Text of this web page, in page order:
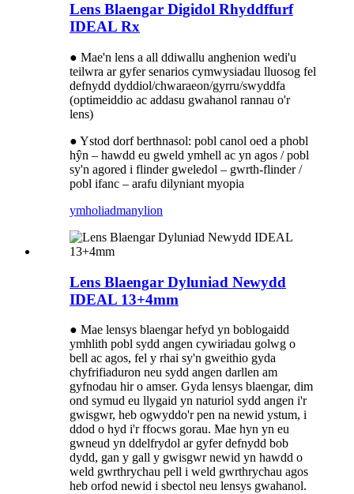
Lens Blaengar Digidol Rhyddffurf
IDEAL Rx
● Mae'n lens a all ddiwallu anghenion wedi'u
teilwra ar gyfer senarios cymwysiadau lluosog fel
defnydd dyddiol/chwaraeon/gyrru/swyddfa
(optimeiddio ac addasu gwahanol rannau o'r
lens)
● Ystod dorf berthnasol: pobl canol oed a phobl
hŷn – hawdd eu gweld ymhell ac yn agos / pobl
sy'n agored i flinder gweledol – gwrth-flinder /
pobl ifanc – arafu dilyniant myopia
ymholiadmanylion
Lens Blaengar Dyluniad Newydd
IDEAL 13+4mm
● Mae lensys blaengar hefyd yn boblogaidd
ymhlith pobl sydd angen cywiriadau golwg o
bell ac agos, fel y rhai sy'n gweithio gyda
chyfrifiaduron neu sydd angen darllen am
gyfnodau hir o amser. Gyda lensys blaengar, dim
ond symud eu llygaid yn naturiol sydd angen i'r
gwisgwr, heb ogwyddo'r pen na newid ystum, i
ddod o hyd i'r ffocws gorau. Mae hyn yn eu
gwneud yn ddelfrydol ar gyfer defnydd bob
dydd, gan y gall y gwisgwr newid yn hawdd o
weld gwrthrychau pell i weld gwrthrychau agos
heb orfod newid i sbectol neu lensys gwahanol.